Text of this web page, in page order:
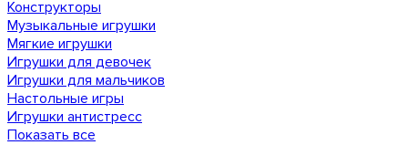
Конструкторы
Музыкальные игрушки
Мягкие игрушки
Игрушки для девочек
Игрушки для мальчиков
Настольные игры
Игрушки антистресс
Показать все